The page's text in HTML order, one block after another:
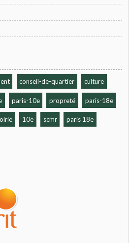
conseil-de-quartier culture
paris-10e propreté paris-18e
10e scmr paris 18e